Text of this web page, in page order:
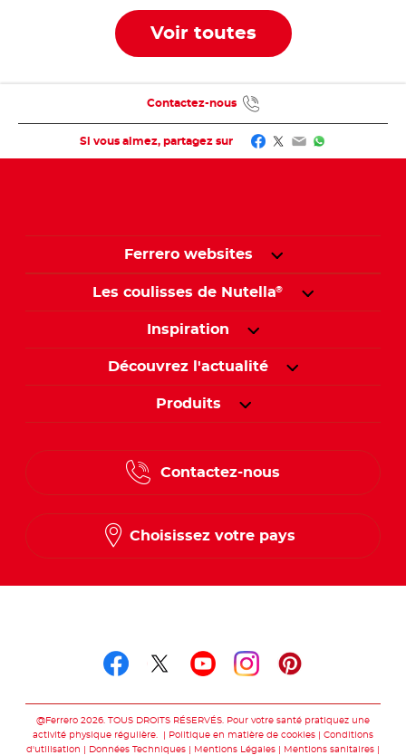
Voir toutes
Si vous aimez, partagez sur Facebook
Twitter
EmailWhatsApp
Contactez-nous
Ferrero websites
Les coulisses de Nutella®
Inspiration
Découvrez l'actualité
Produits
Contactez-nous
Choisissez votre pays
@Ferrero 2026. TOUS DROITS RÉSERVÉS. Pour votre santé pratiquez une
activité physique régulière.
Politique en matière de cookies
Conditions
d'utilisation
Données Techniques Mentions Légales
Mentions sanitaires